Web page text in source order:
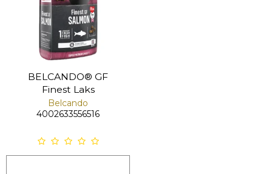
BELCANDO® GF
Finest Laks
Belcando
4002633556516